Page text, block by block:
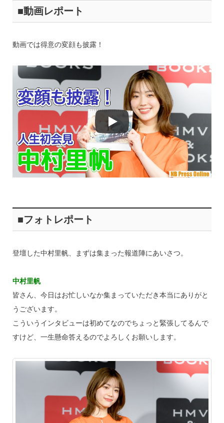
■動画レポート
動画では得意の変顔も披露！
■フォトレポート
登壇した中村里帆、まずは集まった報道陣にあいさつ。
中村里帆
皆さん、今日はお忙しいなか集まっていただき本当にありがと
うございます。
こういうインタビューは初めてなのでちょっと緊張してるんで
すけど、一生懸命答えるのでよろしくお願いします。